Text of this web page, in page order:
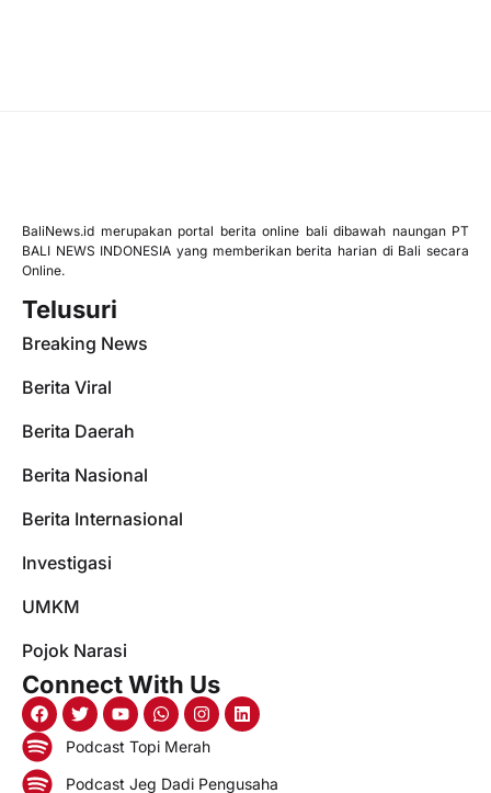
BaliNews.id merupakan portal berita online bali dibawah naungan PT
BALI NEWS INDONESIA yang memberikan berita harian di Bali secara
Online.
Telusuri
Breaking News
Berita Viral
Berita Daerah
Berita Nasional
Berita Internasional
Investigasi
UMKM
Pojok Narasi
Connect With Us
Podcast Topi Merah
Podcast Jeg Dadi Pengusaha